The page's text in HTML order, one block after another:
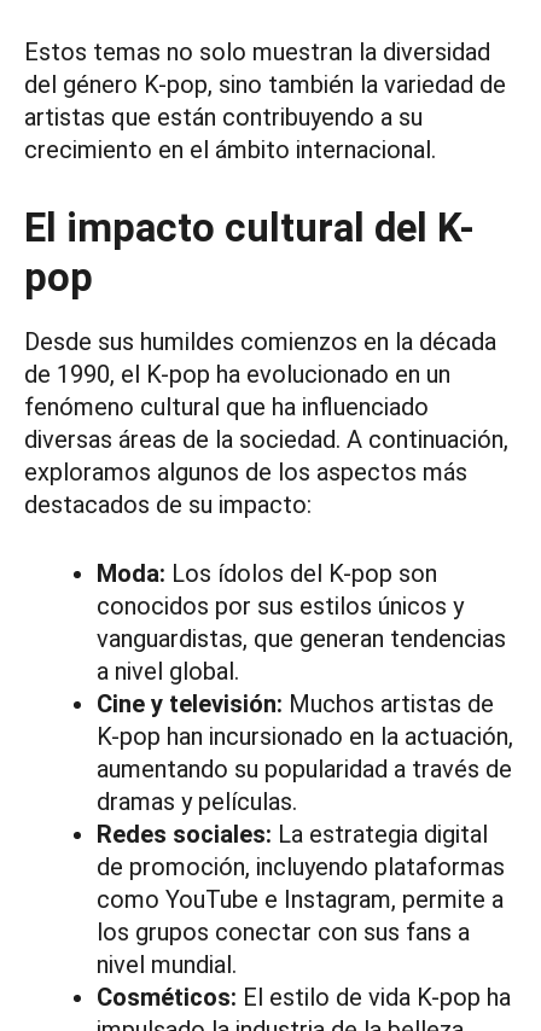
Estos temas no solo muestran la diversidad
del género K-pop, sino también la variedad de
artistas que están contribuyendo a su
crecimiento en el ámbito internacional.
El impacto cultural del K-
pop
Desde sus humildes comienzos en la década
de 1990, el K-pop ha evolucionado en un
fenómeno cultural que ha influenciado
diversas áreas de la sociedad. A continuación,
exploramos algunos de los aspectos más
destacados de su impacto:
Moda: Los ídolos del K-pop son
conocidos por sus estilos únicos y
vanguardistas, que generan tendencias
a nivel global.
Cine y televisión: Muchos artistas de
K-pop han incursionado en la actuación,
aumentando su popularidad a través de
dramas y películas.
Redes sociales: La estrategia digital
de promoción, incluyendo plataformas
como YouTube e Instagram, permite a
los grupos conectar con sus fans a
nivel mundial.
Cosméticos: El estilo de vida K-pop ha